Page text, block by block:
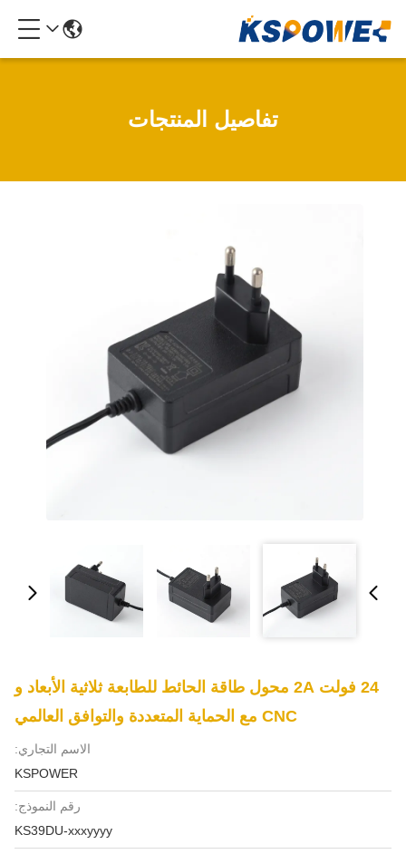
تفاصيل المنتجات
24 فولت 2A محول طاقة الحائط للطابعة ثلاثية الأبعاد و
CNC مع الحماية المتعددة والتوافق العالمي
الاسم التجاري:
KSPOWER
رقم النموذج:
KS39DU-xxxyyyy